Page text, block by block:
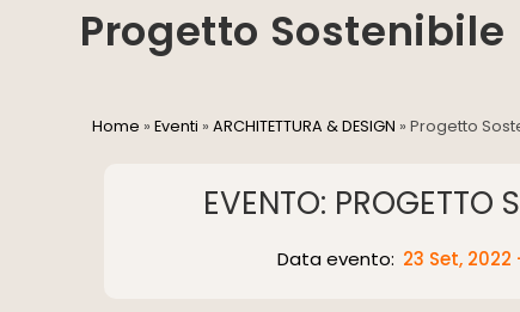
Progetto Sostenibile
Home »Eventi »ARCHITETTURA & DESIGN »Progetto
EVENTO: PROGETTO
Data evento: 23 Set, 2022